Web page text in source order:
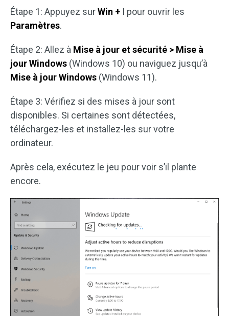
Étape 1: Appuyez surWin + I pour ouvrir les
Paramètres.
Étape 2: Allez à Mise à jour et sécurité > Mise à
jour Windows (Windows 10) ou naviguez jusqu’à
Mise à jour Windows (Windows 11).
Étape 3: Vérifiez si des mises à jour sont
disponibles. Si certaines sont détectées,
téléchargez-les et installez-les sur votre
ordinateur.
Après cela, exécutez le jeu pour voir s’il plante
encore.